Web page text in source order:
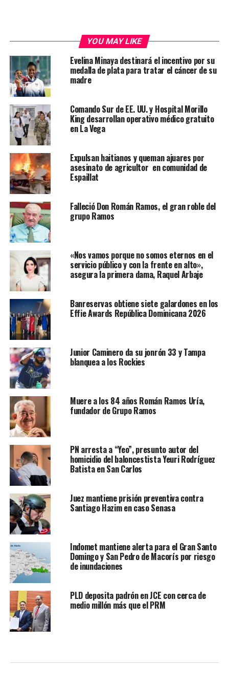
YOU MAY LIKE
Evelina Minaya destinará el incentivo por su
medalla de plata para tratar el cáncer de su
madre
Comando Sur de EE. UU. y Hospital Morillo
King desarrollan operativo médico gratuito
en La Vega
Expulsan haitianos y queman ajuares por
asesinato de agricultor en comunidad de
Espaillat
Falleció Don Román Ramos, el gran roble del
grupo Ramos
«Nos vamos porque no somos eternos en el
servicio público y con la frente en alto»,
asegura la primera dama, Raquel Arbaje
Banreservas obtiene siete galardones en los
Effie Awards República Dominicana 2026
Junior Caminero da su jonrón 33 y Tampa
blanquea a los Rockies
Muere a los 84 años Román Ramos Uría,
fundador de Grupo Ramos
PN arresta a “Yeo”, presunto autor del
homicidio del baloncestista Yeuri Rodríguez
Batista en San Carlos
Juez mantiene prisión preventiva contra
Santiago Hazim en caso Senasa
Indomet mantiene alerta para el Gran Santo
Domingo y San Pedro de Macorís por riesgo
de inundaciones
PLD deposita padrón en JCE con cerca de
medio millón más que el PRM